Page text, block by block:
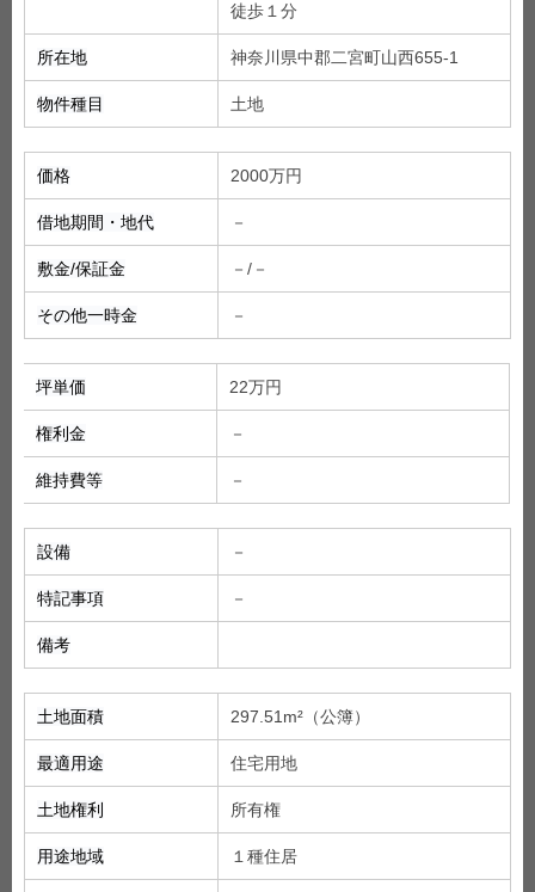
徒歩１ 分
所在地 神奈川県中郡二宮町山西655-1
物件種目 土地
価格 2000万円
借地期間・地代 －
敷金/保証金 －/－
その他一時金 －
坪単価 22万円
権利金 －
維持費等 －
設備 －
特記事項 －
備考
土地面積 297.51m²（公簿）
最適用途 住宅用地
土地権利 所有権
用途地域 １種住居